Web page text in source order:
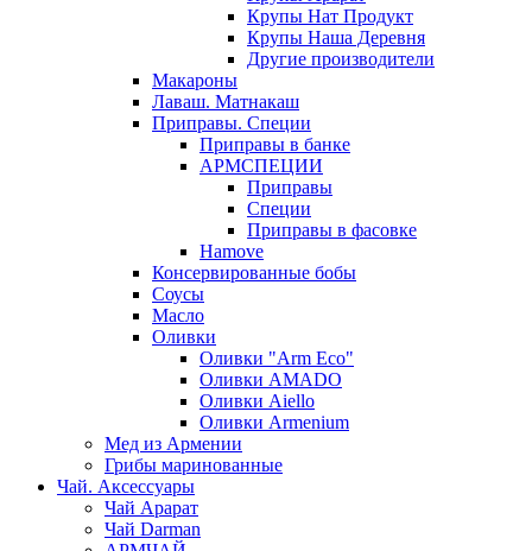
Крупы Нат Продукт
Крупы Наша Деревня
Другие производители
Макароны
Лаваш. Матнакаш
Приправы. Специи
Приправы в банке
АРМСПЕЦИИ
Приправы
Специи
Приправы в фасовке
Hamove
Консервированные бобы
Соусы
Масло
Оливки
Оливки "Arm Eco"
Оливки AMADO
Оливки Aiello
Оливки Armenium
Мед из Армении
Грибы маринованные
Чай. Аксессуары
Чай Арарат
Чай Darman